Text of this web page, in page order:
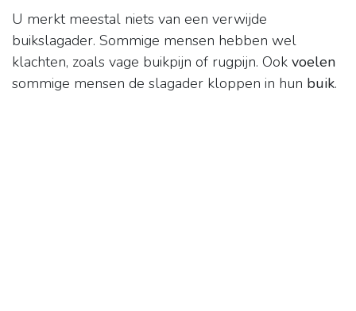
U merkt meestal niets van een verwijde
buikslagader. Sommige mensen hebben wel
klachten, zoals vage buikpijn of rugpijn. Ook voelen
sommige mensen de slagader kloppen in hun buik.